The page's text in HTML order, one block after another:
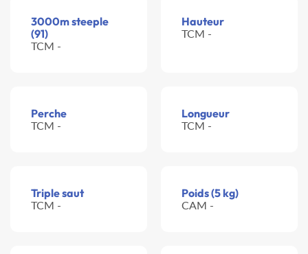
3000m steeple
(91)
TCM -
Hauteur
TCM -
Perche
TCM -
Longueur
TCM -
Triple saut
TCM -
Poids (5 kg)
CAM -